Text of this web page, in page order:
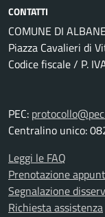
CONTATTI
COMUNE DI
Piazza Cavalieri di
Codice fiscale / P.
PEC:
Centralino unico:
Leggi le FAQ
Prenotazione
Segnalazione
Richiesta assistenza